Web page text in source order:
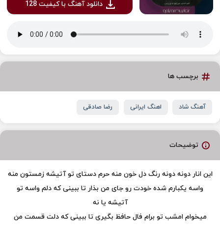
دانلود آهنگ با کیفیت 128
برچسب ها
آهنگ شاد اهنگ ایرانی رضا صادقی
توضیحات
این انار دونه دونه رنگ دل خون منه حرم دستای تو آتیشه زمستون منه
واسه یکبارم شده خودت رو جای من بذار تا ببینی که دلم واسه تو
آتیشه یا نه
میخوام امشب تو برام فال حافظ بگیری تا ببینی که دلت قسمت من